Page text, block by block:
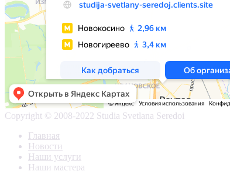
Copyright © 2008-2022 Studia Svetlana Seredoi
Главная
Новости
Наши услуги
Наши мастера